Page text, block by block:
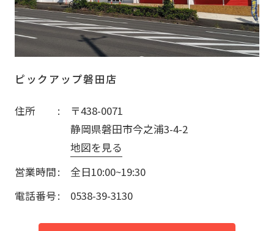
ピックアップ磐田店
住所
〒438-0071
静岡県磐田市今之浦3-4-2
地図を見る
営業時間
全日10:00~19:30
電話番号
0538-39-3130